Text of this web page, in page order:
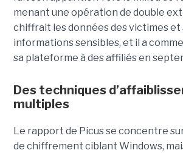
menant une opération de double
chiffrait les données des victimes
informations sensibles, et il a
sa plateforme à des affiliés en
Des techniques
multiples
Le rapport de Picus se concentre
de chiffrement ciblant Windows,